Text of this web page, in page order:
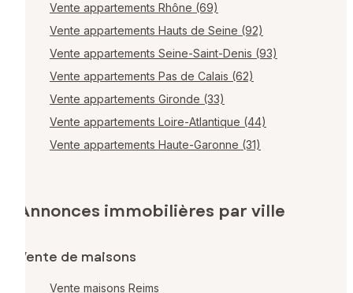
Vente appartements Rhône (69)
Vente appartements Hauts de Seine (92)
Vente appartements Seine-Saint-Denis (93)
Vente appartements Pas de Calais (62)
Vente appartements Gironde (33)
Vente appartements Loire-Atlantique (44)
Vente appartements Haute-Garonne (31)
Annonces immobilières par ville
Vente de maisons
Vente maisons Reims